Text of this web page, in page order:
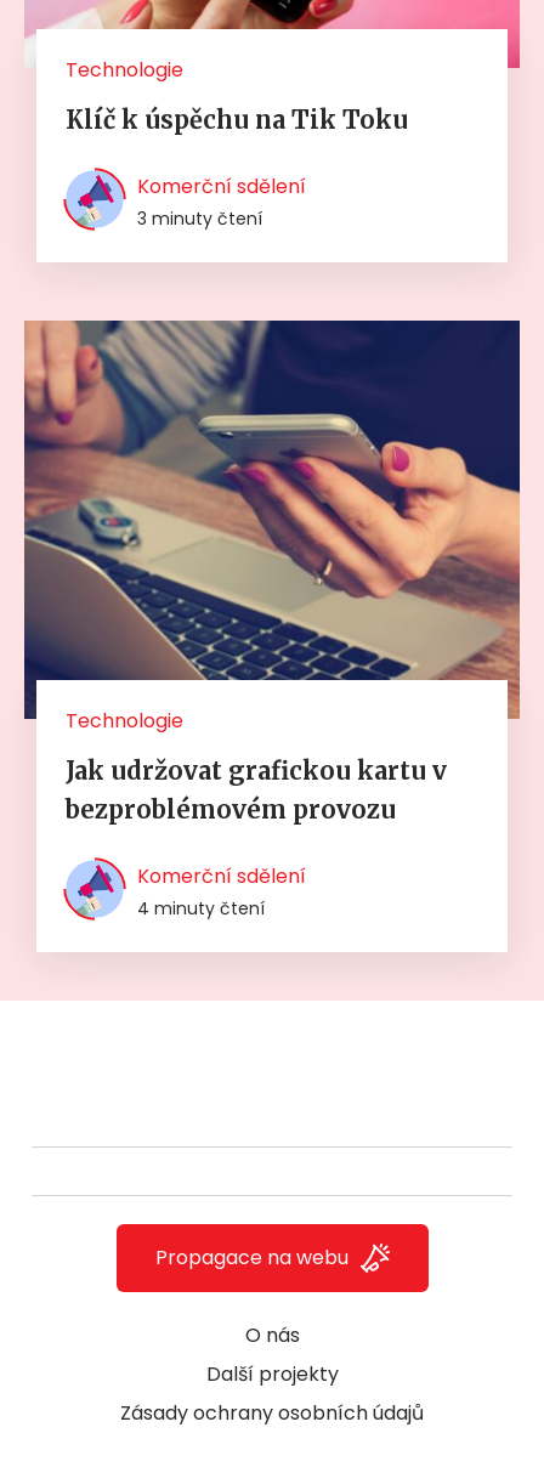
Technologie
Klíč k úspěchu na Tik Toku
Komerční sdělení
3 minuty čtení
Technologie
Jak udržovat grafickou kartu v
bezproblémovém provozu
Komerční sdělení
4 minuty čtení
O nás
Další projekty
Zásady ochrany osobních údajů
Propagace na webu